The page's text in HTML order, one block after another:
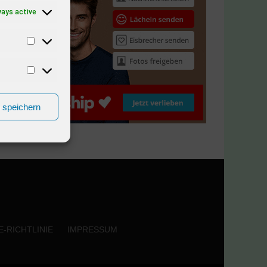
active
speichern
RICHTLINIE IMPRESSUM